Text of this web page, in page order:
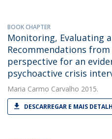
BOOK CHAPTER
Monitoring, Evaluating
Recommendations from
perspective for an
psychoactive crisis
Maria Carmo Carvalho 2015.
DESCARREGAR E MAIS